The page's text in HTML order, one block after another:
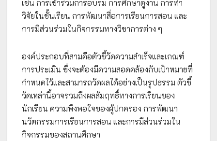
เช่น การเข้าร่วมการอบรม การศึกษาดูงาน การทำ
วิจัยในชั้นเรียน การพัฒนาสื่อการเรียนการสอน และ
การมีส่วนร่วมในกิจกรรมทางวิชาการต่าง ๆ
องค์ประกอบที่สามคือตัวชี้วัดความสำเร็จและเกณฑ์
การประเมิน ซึ่งจะต้องมีความสอดคล้องกับเป้าหมายที่
กำหนดไว้และสามารถวัดผลได้อย่างเป็นรูปธรรม ตัวชี้
วัดเหล่านี้อาจรวมถึงผลสัมฤทธิ์ทางการเรียนของ
นักเรียน ความพึงพอใจของผู้ปกครอง การพัฒนา
นวัตกรรมการเรียนการสอน และการมีส่วนร่วมใน
กิจกรรมของสถานศึกษา